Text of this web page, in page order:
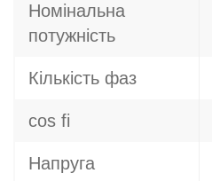
Номінальна
потужність
Кількість фаз
cos fi
Напруга